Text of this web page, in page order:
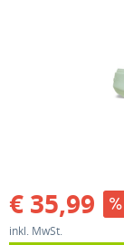
€ 35,99
inkl. MwSt.